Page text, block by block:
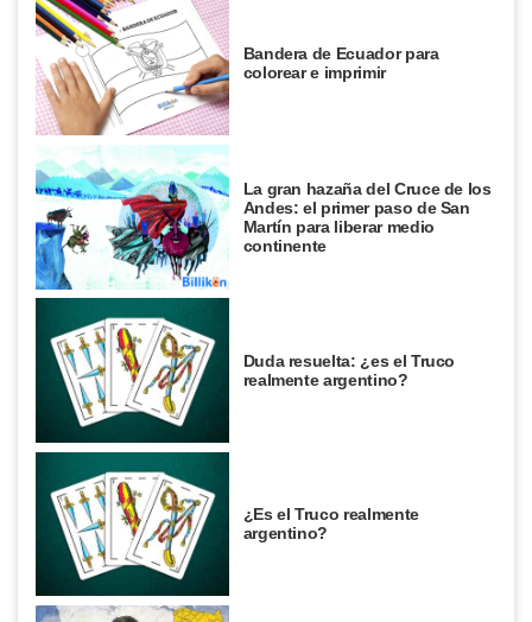
Bandera de Ecuador para
colorear e imprimir
La gran hazaña del Cruce de los
Andes: el primer paso de San
Martín para liberar medio
continente
Duda resuelta: ¿es el Truco
realmente argentino?
¿Es el Truco realmente
argentino?